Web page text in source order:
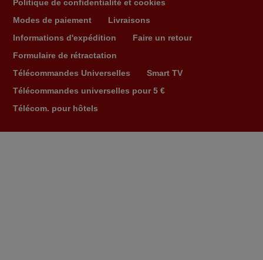
boutons sur le Combiné Radio-K7-DVD étaient
inopérants. Voilà de quoi donner une seconde vie à
mes deux Panasonic haut de gamme des années 90
Politique de confidentialité et cookies
Modes de paiement
Livraisons
Informations d'expédition
Faire un retour
Formulaire de rétractation
Télécommandes Universelles
Smart TV
Télécommandes universelles pour 5 €
Télécom. pour hôtels